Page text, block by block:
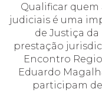
Qualificar
judiciais é uma
de Justiça da
prestação
Encontro
Eduardo
participam